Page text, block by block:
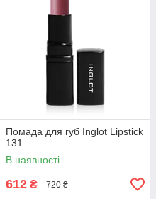
Помада для губ Inglot Lipstick
131
В наявності
612 ₴ 720 ₴